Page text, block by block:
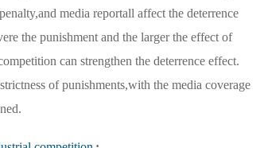
media reportall affect the deterrence
the punishment and the larger the effect of
can strengthen the deterrence effect.
of punishments,with the media coverage